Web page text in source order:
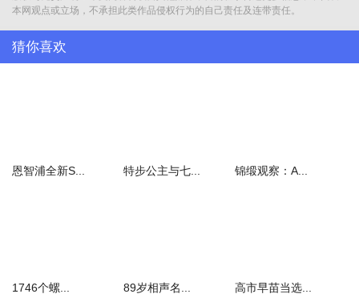
本网观点或立场，不承担此类作品侵权行为的自己责任及连带责任。
猜你喜欢
恩智浦全新S... 特步公主与七... 锦缎观察：A...
1746个螺... 89岁相声名... 高市早苗当选...